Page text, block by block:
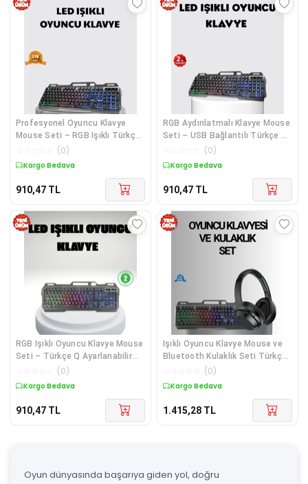
Profesyonel Oyuncu Klavye
Mouse Seti – RGB Işıklı Türkçe
Q DPI Ayarlı Dayanıklı Gövde
(0)
Kargo Bedava
910,47 TL
RGB Aydınlatmalı Klavye Mouse
Seti – USB Bağlantılı Türkçe Q
Ayarlanabilir DPI Ergonomik Yapı
(0)
Kargo Bedava
910,47 TL
RGB Işıklı Oyuncu Klavye Mouse
Seti – Türkçe Q Ayarlanabilir
DPI Ergonomik ve Dayanıklı
(0)
Kargo Bedava
910,47 TL
Işıklı Oyuncu Klavye Mouse ve
Bluetooth Kulaklık Seti Türkçe
(0)
Kargo Bedava
1.415,28 TL
Oyun dünyasında başarıya giden yol, doğru